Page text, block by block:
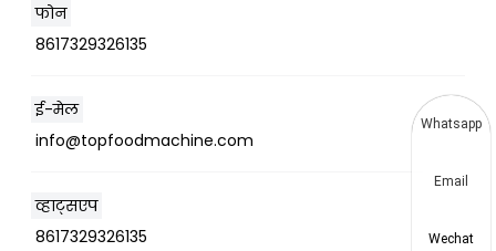
फोन
8617329326135
ई-मेल
info@topfoodmachine.com
व्हाट्सएप
8617329326135
Whatsapp
Email
Wechat